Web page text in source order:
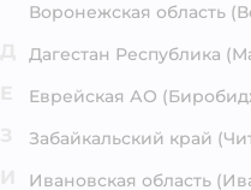
Воронежская область
Дагестан Республика
Еврейская АО
Забайкальский край
Ивановская область